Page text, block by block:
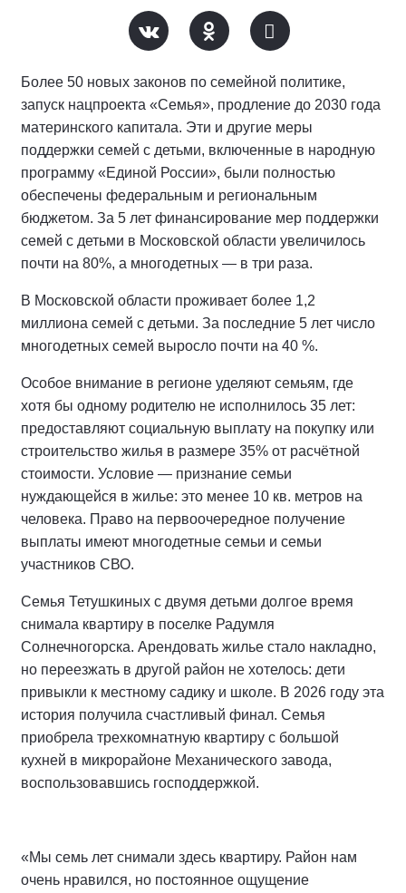
Более 50 новых законов по семейной политике,
запуск нацпроекта «Семья», продление до 2030 года
материнского капитала. Эти и другие меры
поддержки семей с детьми, включенные в народную
программу «Единой России», были полностью
обеспечены федеральным и региональным
бюджетом. За 5 лет финансирование мер поддержки
семей с детьми в Московской области увеличилось
почти на 80%, а многодетных — в три раза.
В Московской области проживает более 1,2
миллиона семей с детьми. За последние 5 лет число
многодетных семей выросло почти на 40 %.
Особое внимание в регионе уделяют семьям, где
хотя бы одному родителю не исполнилось 35 лет:
предоставляют социальную выплату на покупку или
строительство жилья в размере 35% от расчётной
стоимости. Условие — признание семьи
нуждающейся в жилье: это менее 10 кв. метров на
человека. Право на первоочередное получение
выплаты имеют многодетные семьи и семьи
участников СВО.
Семья Тетушкиных с двумя детьми долгое время
снимала квартиру в поселке Радумля
Солнечногорска. Арендовать жилье стало накладно,
но переезжать в другой район не хотелось: дети
привыкли к местному садику и школе. В 2026 году эта
история получила счастливый финал. Семья
приобрела трехкомнатную квартиру с большой
кухней в микрорайоне Механического завода,
воспользовавшись господдержкой.
«Мы семь лет снимали здесь квартиру. Район нам
очень нравился, но постоянное ощущение